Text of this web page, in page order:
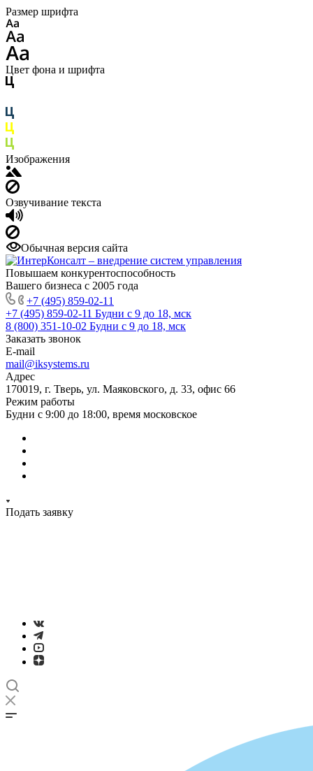
Размер шрифта
Цвет фона и шрифта
Изображения
Озвучивание текста
Обычная версия сайта
Повышаем конкурентоспособность
Вашего бизнеса с 2005 года
+7 (495) 859-02-11
+7 (495) 859-02-11 Будни с 9 до 18, мск
8 (800) 351-10-02 Будни с 9 до 18, мск
Заказать звонок
E-mail
mail@iksystems.ru
Адрес
170019, г. Тверь, ул. Маяковского, д. 33, офис 66
Режим работы
Будни с 9:00 до 18:00, время московское
Подать заявку